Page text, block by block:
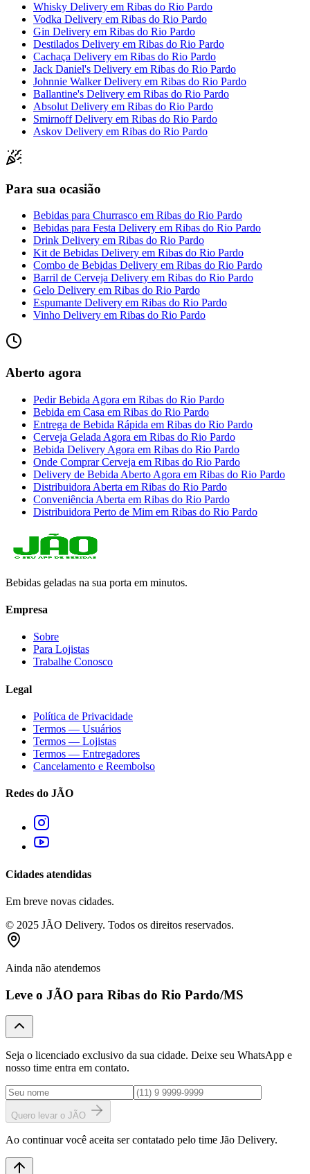
Whisky Delivery em Ribas do Rio Pardo
Vodka Delivery em Ribas do Rio Pardo
Gin Delivery em Ribas do Rio Pardo
Destilados Delivery em Ribas do Rio Pardo
Cachaça Delivery em Ribas do Rio Pardo
Jack Daniel's Delivery em Ribas do Rio Pardo
Johnnie Walker Delivery em Ribas do Rio Pardo
Ballantine's Delivery em Ribas do Rio Pardo
Absolut Delivery em Ribas do Rio Pardo
Smirnoff Delivery em Ribas do Rio Pardo
Askov Delivery em Ribas do Rio Pardo
Para sua ocasião
Bebidas para Churrasco em Ribas do Rio Pardo
Bebidas para Festa Delivery em Ribas do Rio Pardo
Drink Delivery em Ribas do Rio Pardo
Kit de Bebidas Delivery em Ribas do Rio Pardo
Combo de Bebidas Delivery em Ribas do Rio Pardo
Barril de Cerveja Delivery em Ribas do Rio Pardo
Gelo Delivery em Ribas do Rio Pardo
Espumante Delivery em Ribas do Rio Pardo
Vinho Delivery em Ribas do Rio Pardo
Aberto agora
Pedir Bebida Agora em Ribas do Rio Pardo
Bebida em Casa em Ribas do Rio Pardo
Entrega de Bebida Rápida em Ribas do Rio Pardo
Cerveja Gelada Agora em Ribas do Rio Pardo
Bebida Delivery Agora em Ribas do Rio Pardo
Onde Comprar Cerveja em Ribas do Rio Pardo
Delivery de Bebida Aberto Agora em Ribas do Rio Pardo
Distribuidora Aberta em Ribas do Rio Pardo
Conveniência Aberta em Ribas do Rio Pardo
Distribuidora Perto de Mim em Ribas do Rio Pardo
Bebidas geladas na sua porta em minutos.
Empresa
Sobre
Para Lojistas
Trabalhe Conosco
Legal
Política de Privacidade
Termos — Usuários
Termos — Lojistas
Termos — Entregadores
Cancelamento e Reembolso
Redes do JÃO
Cidades atendidas
Em breve novas cidades.
© 2025 JÃO Delivery. Todos os direitos reservados.
Ainda não atendemos
Leve o JÃO para Ribas do Rio Pardo/MS
Seja o licenciado exclusivo da sua cidade. Deixe seu WhatsApp e
nosso time entra em contato.
Quero levar o JÃO
Ao continuar você aceita ser contatado pelo time Jão Delivery.